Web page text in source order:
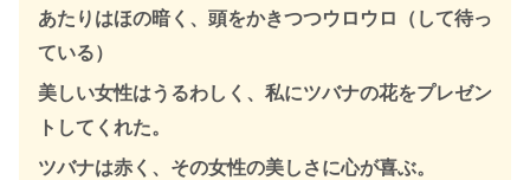
あたりはほの暗く、頭をかきつつウロウロ（して待っ
ている）
美しい女性はうるわしく、私にツバナの花をプレゼン
トしてくれた。
ツバナは赤く、その女性の美しさに心が喜ぶ。